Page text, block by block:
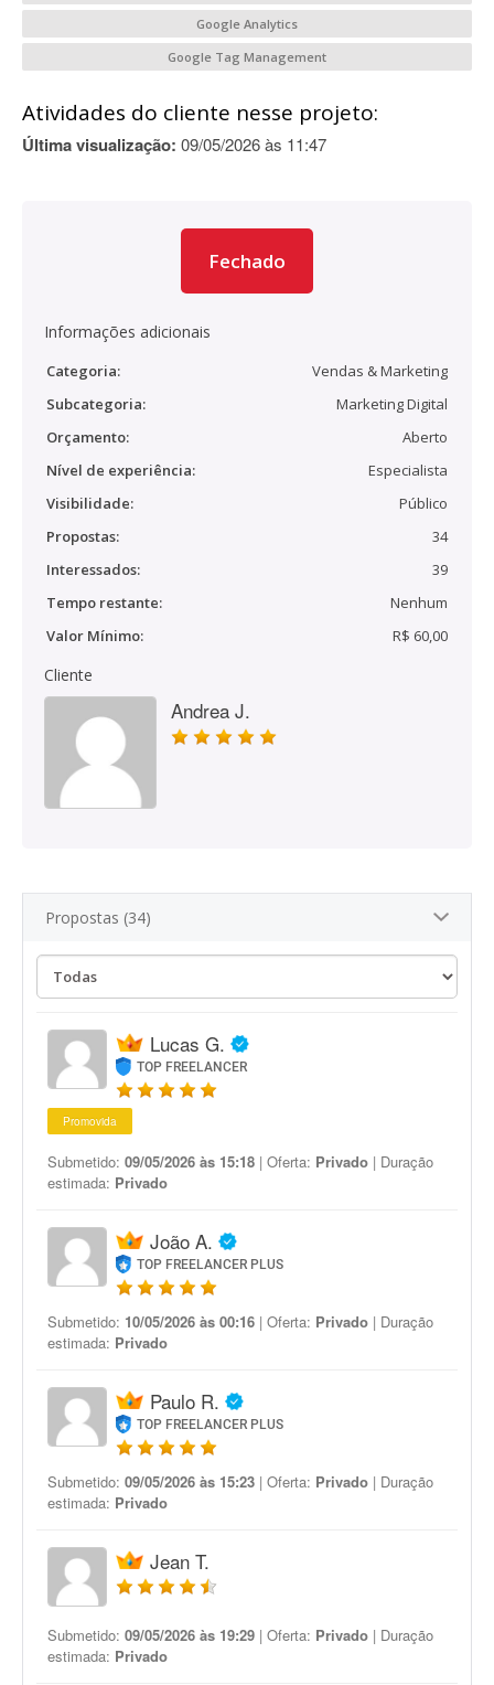
Google Analytics
Google Tag Management
Atividades do cliente nesse projeto:
Última visualização: 09/05/2026 às 11:47
Fechado
Informações adicionais
Categoria:
Vendas & Marketing
Subcategoria:
Marketing Digital
Orçamento:
Aberto
Nível de experiência:
Especialista
Visibilidade:
Público
Propostas:
34
Interessados:
39
Tempo restante:
Nenhum
Valor Mínimo:
R$ 60,00
Cliente
Andrea J.
Propostas (34)
Lucas G.
TOP FREELANCER
Promovida
Submetido: 09/05/2026 às 15:18 | Oferta: Privado | Duração
estimada: Privado
João A.
TOP FREELANCER PLUS
Submetido: 10/05/2026 às 00:16 | Oferta: Privado | Duração
estimada: Privado
Paulo R.
TOP FREELANCER PLUS
Submetido: 09/05/2026 às 15:23 | Oferta: Privado | Duração
estimada: Privado
Jean T.
Submetido: 09/05/2026 às 19:29 | Oferta: Privado | Duração
estimada: Privado